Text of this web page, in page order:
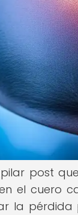
post
el cuero
la pérdida